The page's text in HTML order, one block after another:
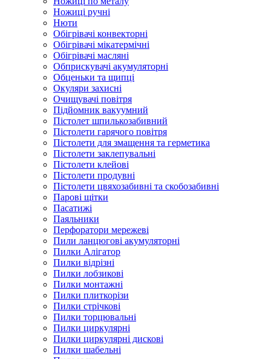
Ножиці ручні
Нюти
Обігрівачі конвекторні
Обігрівачі мікатермічні
Обігрівачі масляні
Обприскувачі акумуляторні
Обценьки та щипці
Окуляри захисні
Очищувачі повітря
Підйомник вакуумний
Пістолет шпилькозабивний
Пістолети гарячого повітря
Пістолети для змащення та герметика
Пістолети заклепувальні
Пістолети клейові
Пістолети продувні
Пістолети цвяхозабивні та скобозабивні
Парові щітки
Пасатижі
Паяльники
Перфоратори мережеві
Пили ланцюгові акумуляторні
Пилки Алігатор
Пилки відрізні
Пилки лобзикові
Пилки монтажні
Пилки плиткорізи
Пилки стрічкові
Пилки торцювальні
Пилки циркулярні
Пилки циркулярні дискові
Пилки шабельні